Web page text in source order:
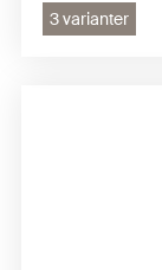
3 varianter